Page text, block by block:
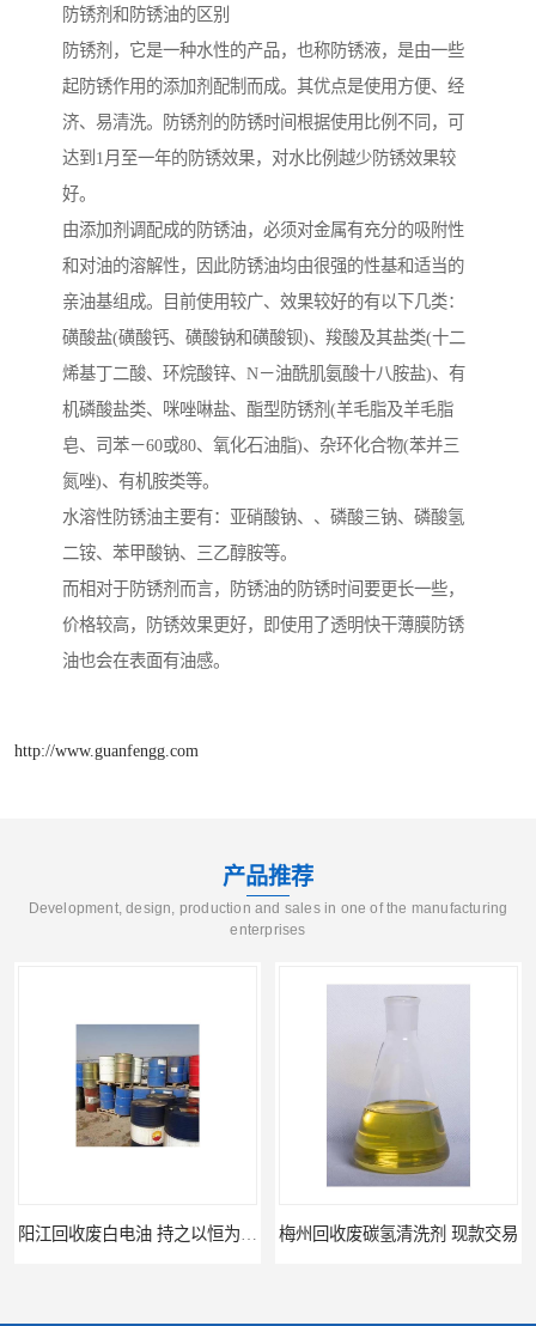
防锈剂和防锈油的区别
防锈剂，它是一种水性的产品，也称防锈液，是由一些
起防锈作用的添加剂配制而成。其优点是使用方便、经
济、易清洗。防锈剂的防锈时间根据使用比例不同，可
达到1月至一年的防锈效果，对水比例越少防锈效果较
好。
由添加剂调配成的防锈油，必须对金属有充分的吸附性
和对油的溶解性，因此防锈油均由很强的性基和适当的
亲油基组成。目前使用较广、效果较好的有以下几类：
磺酸盐(磺酸钙、磺酸钠和磺酸钡)、羧酸及其盐类(十二
烯基丁二酸、环烷酸锌、N－油酰肌氨酸十八胺盐)、有
机磷酸盐类、咪唑啉盐、酯型防锈剂(羊毛脂及羊毛脂
皂、司苯－60或80、氧化石油脂)、杂环化合物(苯并三
氮唑)、有机胺类等。
水溶性防锈油主要有：亚硝酸钠、、磷酸三钠、磷酸氢
二铵、苯甲酸钠、三乙醇胺等。
而相对于防锈剂而言，防锈油的防锈时间要更长一些，
价格较高，防锈效果更好，即使用了透明快干薄膜防锈
油也会在表面有油感。
http://www.guanfengg.com
产品推荐
Development, design, production and sales in one of the manufacturing
enterprises
梅州回收废碳氢清洗剂 现款交易 惠州废白电油回收 持之以恒为客户服务